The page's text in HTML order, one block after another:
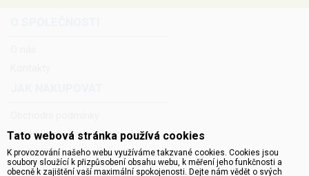
Zásady ochrany osobních údajů
Ceník balného a dopravného
Správa cookies
Tato webová stránka používá cookies
K provozování našeho webu využíváme takzvané cookies. Cookies jsou
soubory sloužící k přizpůsobení obsahu webu, k měření jeho funkčnosti a
obecně k zajištění vaší maximální spokojenosti. Dejte nám vědět o svých